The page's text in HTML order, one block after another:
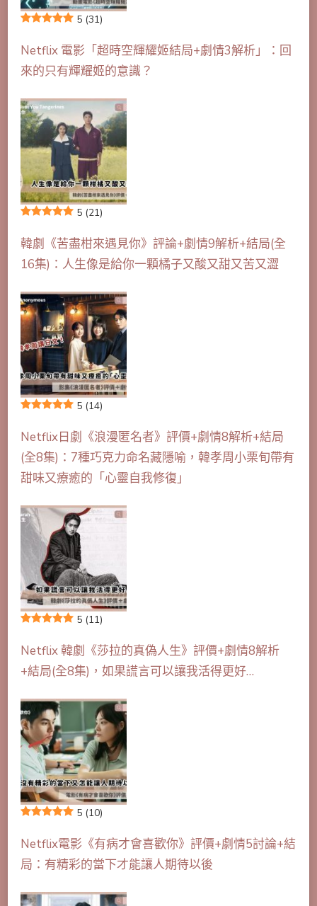
5 (31)
Netflix 電影「超時空輝耀姬結局+劇情3解析」：回
來的只有輝耀姬的意識？
5 (21)
韓劇《苦盡柑來遇見你》評論+劇情9解析+結局(全
16集)：人生像是給你一顆橘子又酸又甜又苦又澀
5 (14)
Netflix日劇《浪漫匿名者》評價+劇情8解析+結局
(全8集)：7種巧克力命名藏隱喻，韓孝周小栗旬帶有
甜味又療癒的「心靈自我修復」
5 (11)
Netflix 韓劇《莎拉的真偽人生》評價+劇情8解析
+結局(全8集)，如果謊言可以讓我活得更好…
5 (10)
Netflix電影《有病才會喜歡你》評價+劇情5討論+結
局：有精彩的當下才能讓人期待以後